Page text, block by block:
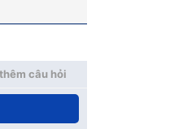
câu hỏi